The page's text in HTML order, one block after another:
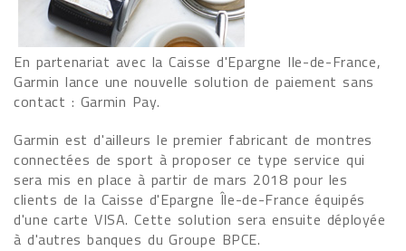
En partenariat avec la Caisse d'Epargne Ile-de-France,
Garmin lance une nouvelle solution de paiement sans
contact : Garmin Pay.
Garmin est d'ailleurs le premier fabricant de montres
connectées de sport à proposer ce type service qui
sera mis en place à partir de mars 2018 pour les
clients de la Caisse d'Epargne Île-de-France équipés
d'une carte VISA. Cette solution sera ensuite déployée
à d'autres banques du Groupe BPCE.